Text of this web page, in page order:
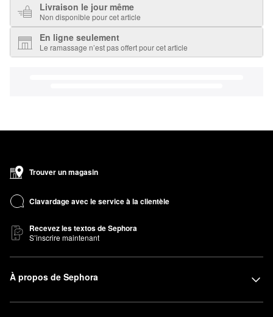
Livraison le jour même
Non disponible pour cet article
En ligne seulement
Le ramassage n’est pas offert pour cet article
Trouver un magasin
Clavardage avec le service à la clientèle
Recevez les textos de Sephora
S’inscrire maintenant
À propos de Sephora